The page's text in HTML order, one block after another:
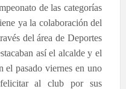
de las categorías
ya la colaboración del
del área de Deportes
así el alcalde y el
el pasado viernes en uno
al club por sus